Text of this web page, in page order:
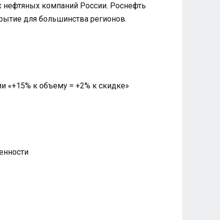
нефтяных компаний России. Роснефть
для большинства регионов.
«+15% к объему = +2% к скидке»